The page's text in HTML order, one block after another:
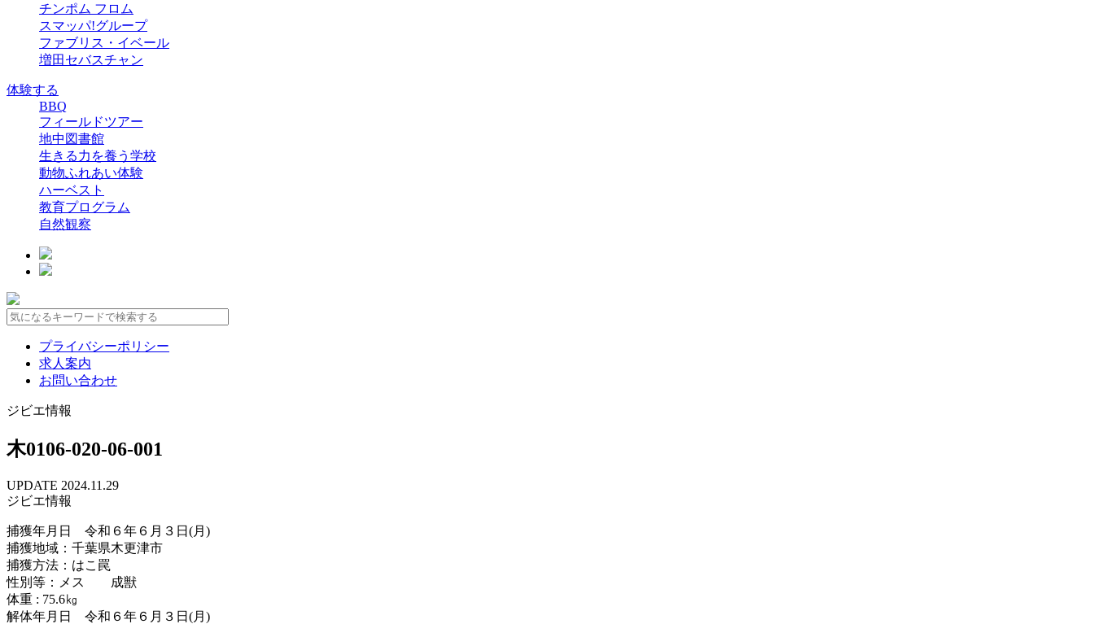
チンポム フロム
スマッパ!グループ
ファブリス・イベール
増田セバスチャン
体験する
BBQ
フィールドツアー
地中図書館
生きる力を養う学校
動物ふれあい体験
ハーベスト
教育プログラム
自然観察
プライバシーポリシー
求人案内
お問い合わせ
ジビエ情報
木0106-020-06-001
UPDATE 2024.11.29
ジビエ情報
捕獲年月日 令和６年６月３日(月)
捕獲地域：千葉県木更津市
捕獲方法：はこ罠
性別等：メス 成獣
体重 : 75.6㎏
解体年月日 令和６年６月３日(月)